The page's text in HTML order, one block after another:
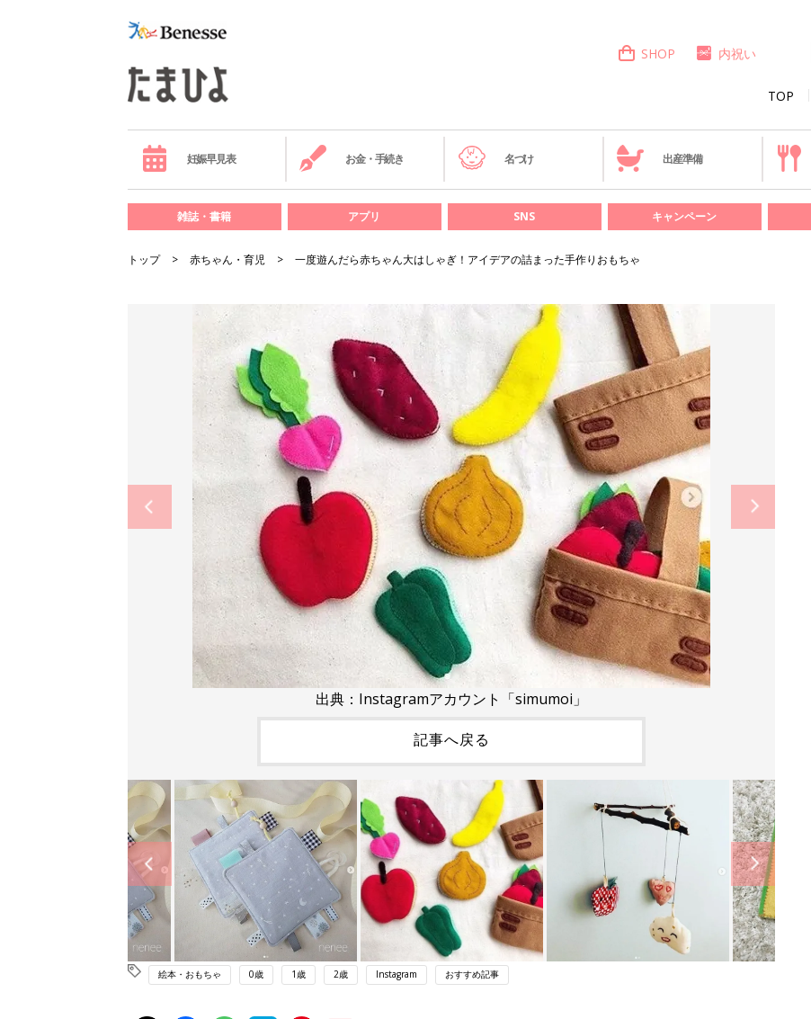
TOP
SHOP 内祝い
妊娠早見表 お金・手続き 名づけ 出産準備
雑誌・書籍 アプリ SNS キャンペーン
トップ 赤ちゃん・育児 一度遊んだら赤ちゃん大はしゃぎ！アイデアの詰まった手作りおもちゃ
出典：Instagramアカウント「simumoi」
記事へ戻る
絵本・おもちゃ 0歳 1歳 2歳 Instagram おすすめ記事